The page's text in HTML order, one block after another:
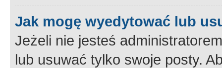
Jak mogę wyedytować lub
Jeżeli nie jesteś
lub usuwać tylko swoje posty.